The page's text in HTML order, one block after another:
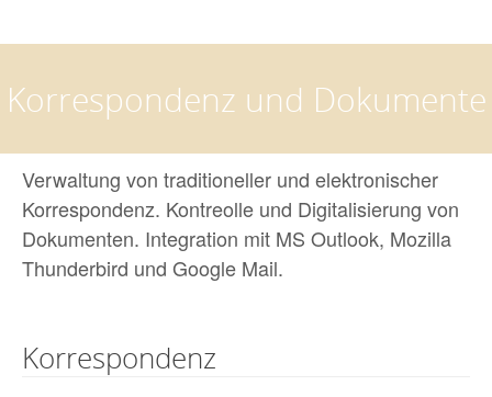
Korrespondenz und Dokumente
Verwaltung von traditioneller und elektronischer
Korrespondenz. Kontreolle und Digitalisierung von
Dokumenten. Integration mit MS Outlook, Mozilla
Thunderbird und Google Mail.
Korrespondenz